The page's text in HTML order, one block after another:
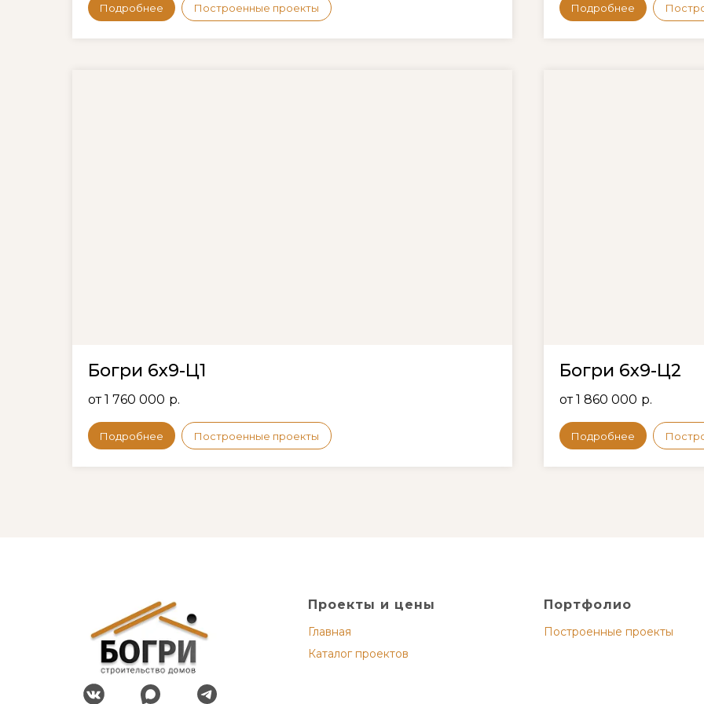
Подробнее Построенные проекты Подробнее
Богри 6х9-Ц1
от 1 760 000 р.
Подробнее Построенные проекты
Богри 6х9-Ц2
от 1 860 000 р.
Подробнее
Проекты и цены
Главная
Каталог проектов
Портфолио
Построенные проекты